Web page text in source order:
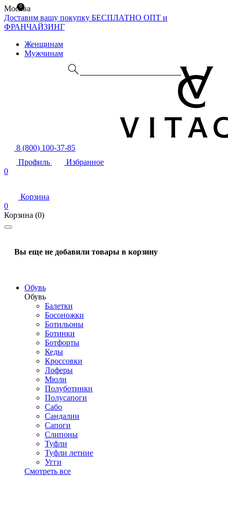
Москва
Доставим вашу покупку БЕСПЛАТНО ОПТ и
ФРАНЧАЙЗИНГ
Женщинам
Мужчинам
8 (800) 100-37-85
Профиль
Избранное
0
Корзина
0
Корзина (0)
Вы еще не добавили товары в корзину
Обувь
Обувь
Балетки
Босоножки
Ботильоны
Ботинки
Ботфорты
Кеды
Кроссовки
Лоферы
Мюли
Полуботинки
Полусапоги
Сабо
Сандалии
Сапоги
Слипоны
Туфли
Туфли летние
Угги
Смотреть все
0